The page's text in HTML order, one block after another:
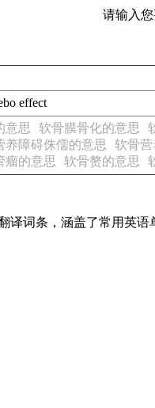
请输入
effect
意思 软骨膜骨化的意思
养障碍侏儒的意思 软骨营
瘤的意思 软骨赘的意思
译词条，涵盖了常用英